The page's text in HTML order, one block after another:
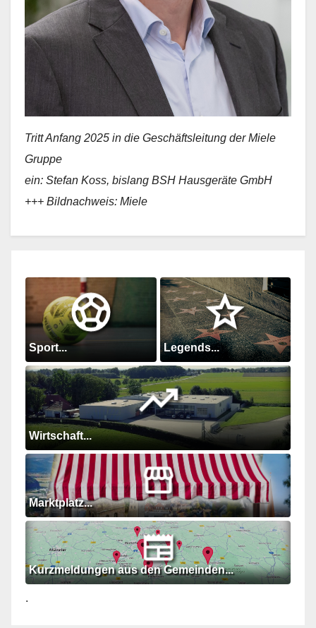
Tritt Anfang 2025 in die Geschäftsleitung der Miele
Gruppe
ein: Stefan Koss, bislang BSH Hausgeräte GmbH
+++ Bildnachweis: Miele
Sport... Legends...
Wirtschaft...
Marktplatz...
Kurzmeldungen aus den Gemeinden...
.